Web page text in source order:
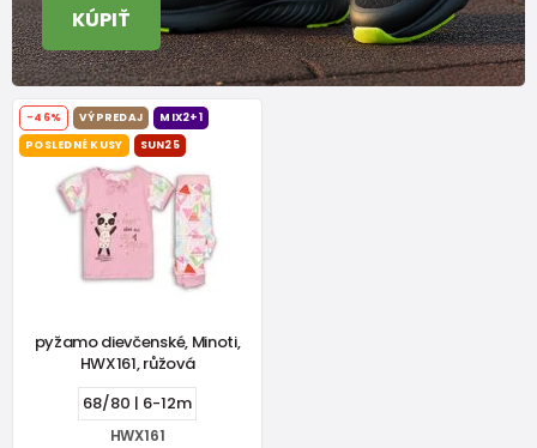
KÚPIŤ
-46% VÝPREDAJ
MIX2+1
POSLEDNÉ KUSY
SUN25
pyžamo dievčenské, Minoti,
HWX161, růžová
68/80 | 6-12m
HWX161